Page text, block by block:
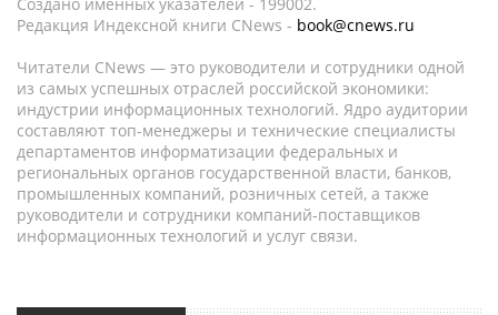
Редакция Индексной книги CNews - book@cnews.ru
Читатели CNews — это руководители и сотрудники одной
из самых успешных отраслей российской экономики:
индустрии информационных технологий. Ядро аудитории
составляют топ-менеджеры и технические специалисты
департаментов информатизации федеральных и
региональных органов государственной власти, банков,
промышленных компаний, розничных сетей, а также
руководители и сотрудники компаний-поставщиков
информационных технологий и услуг связи.